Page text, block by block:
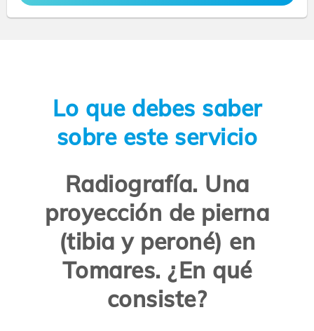
Lo que debes saber
sobre este servicio
Radiografía. Una
proyección de pierna
(tibia y peroné) en
Tomares. ¿En qué
consiste?